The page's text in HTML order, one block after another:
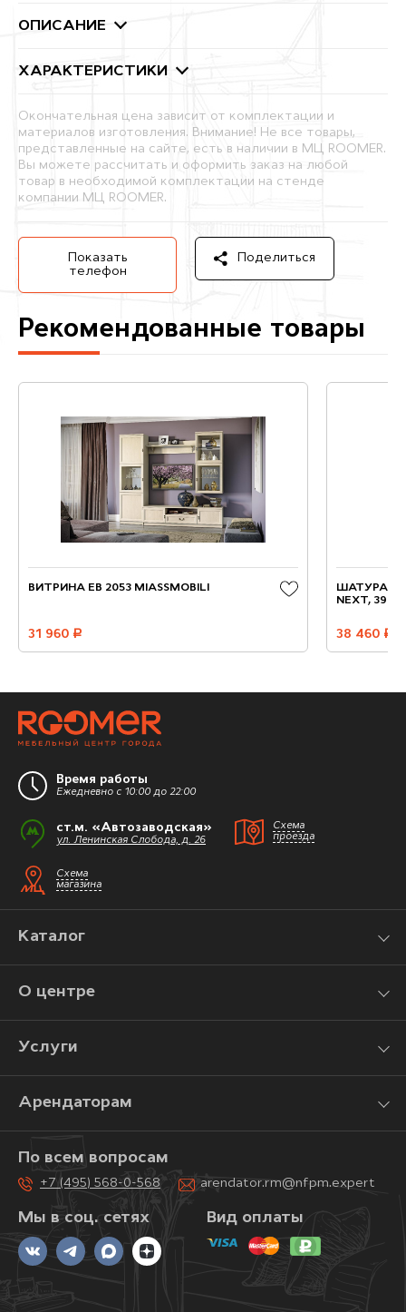
ОПИСАНИЕ
ХАРАКТЕРИСТИКИ
Окончательная цена зависит от комплектации и
материалов изготовления. Внимание! Не все товары,
представленные на сайте, есть в наличии в МЦ ROOMER.
Вы можете рассчитать и оформить заказ на любой
товар в необходимой комплектации на стенде
компании МЦ ROOMER.
Показать
телефон
Поделиться
Рекомендованные товары
ВИТРИНА ЕВ 2053 MIASSMOBILI
31 960 руб.
ШАТУРА
NEXT,
38 460 руб.
Время работы
Ежедневно с 10:00 до 22:00
ст.м. «Автозаводская»
ул. Ленинская Слобода, д. 26
Схема
проезда
Схема
магазина
Каталог
О центре
Услуги
Арендаторам
Мы в соц. сетях
По всем вопросам
+7 (495) 568-0-568 arendator.rm@nfpm.expert
Вид оплаты